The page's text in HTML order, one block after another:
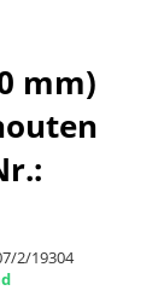
mm)
2/19304